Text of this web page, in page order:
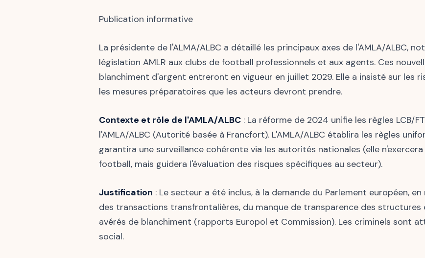
Publication informative
La présidente de l'ALMA/ALBC a détaillé les principaux axes de l'AMLA/ALBC,
législation AMLR aux clubs de football professionnels et aux agents. Ces
blanchiment d'argent entreront en vigueur en juillet 2029. Elle a insisté sur les
les mesures préparatoires que les acteurs devront prendre.
Contexte et rôle de l'AMLA/ALBC : La réforme de 2024 unifie les règles LCB/
l'AMLA/ALBC (Autorité basée à Francfort). L'AMLA/ALBC établira les règles
garantira une surveillance cohérente via les autorités nationales (elle
football, mais guidera l'évaluation des risques spécifiques au secteur).
Justification : Le secteur a été inclus, à la demande du Parlement européen,
des transactions transfrontalières, du manque de transparence des
avérés de blanchiment (rapports Europol et Commission). Les criminels sont
social.